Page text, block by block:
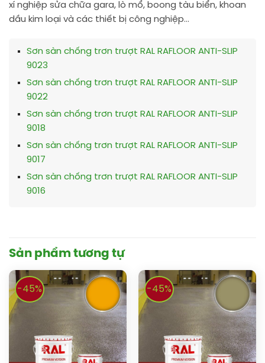
xí nghiệp sửa chữa gara, lò mổ, boong tàu biển, khoan
dầu kim loại và các thiết bị công nghiệp…
Sơn sàn chống trơn trượt RAL RAFLOOR ANTI-SLIP
9023
Sơn sàn chống trơn trượt RAL RAFLOOR ANTI-SLIP
9022
Sơn sàn chống trơn trượt RAL RAFLOOR ANTI-SLIP
9018
Sơn sàn chống trơn trượt RAL RAFLOOR ANTI-SLIP
9017
Sơn sàn chống trơn trượt RAL RAFLOOR ANTI-SLIP
9016
Sản phẩm tương tự
-45% -45%